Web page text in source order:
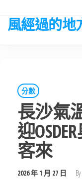
the
風經過的地
分數
長沙氣
迎
客來
2026 年 1 月 27 日 By